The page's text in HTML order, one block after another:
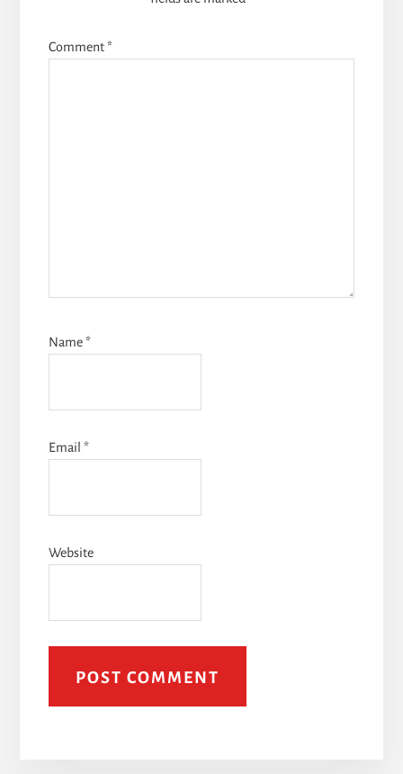
Comment*
Name*
Email *
Website